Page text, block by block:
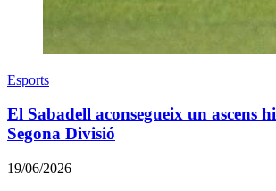
Esports
El Sabadell aconsegueix un ascens
Segona Divisió
19/06/2026